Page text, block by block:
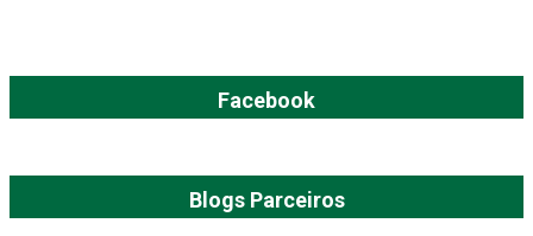
Facebook
Blogs Parceiros